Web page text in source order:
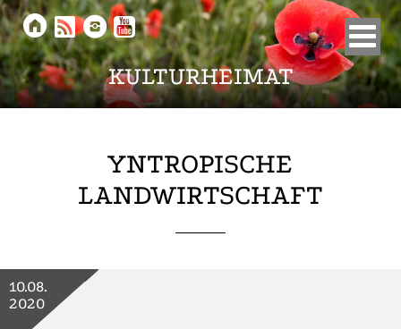
KULTURHEIMAT
    
YNTROPISCHE
LANDWIRTSCHAFT
10.08.
2020